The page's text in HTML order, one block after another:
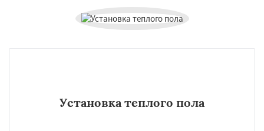
Установка теплого пола